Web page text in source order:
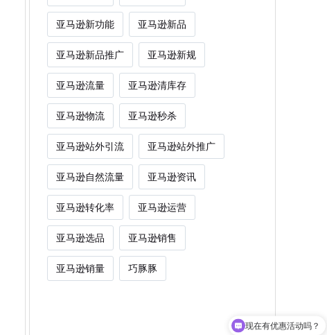
亚马逊新功能 亚马逊新品
亚马逊新品推广 亚马逊新规
亚马逊流量 亚马逊清库存
亚马逊物流 亚马逊秒杀
亚马逊站外引流 亚马逊站外推广
亚马逊自然流量 亚马逊资讯
亚马逊转化率 亚马逊运营
亚马逊选品 亚马逊销售
亚马逊销量 巧豚豚
现在有优惠活动吗？